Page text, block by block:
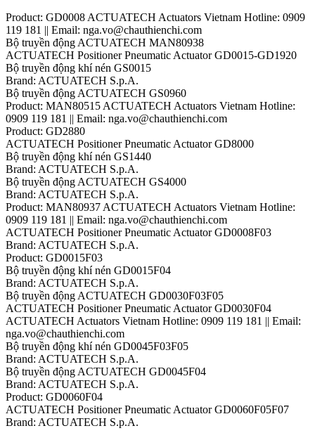
Product: GD0008 ACTUATECH Actuators Vietnam Hotline: 0909
119 181 || Email: nga.vo@chauthienchi.com
Bộ truyền động ACTUATECH MAN80938
ACTUATECH Positioner Pneumatic Actuator GD0015-GD1920
Bộ truyền động khí nén GS0015
Brand: ACTUATECH S.p.A.
Bộ truyền động ACTUATECH GS0960
Product: MAN80515 ACTUATECH Actuators Vietnam Hotline:
0909 119 181 || Email: nga.vo@chauthienchi.com
Product: GD2880
ACTUATECH Positioner Pneumatic Actuator GD8000
Bộ truyền động khí nén GS1440
Brand: ACTUATECH S.p.A.
Bộ truyền động ACTUATECH GS4000
Brand: ACTUATECH S.p.A.
Product: MAN80937 ACTUATECH Actuators Vietnam Hotline:
0909 119 181 || Email: nga.vo@chauthienchi.com
ACTUATECH Positioner Pneumatic Actuator GD0008F03
Brand: ACTUATECH S.p.A.
Product: GD0015F03
Bộ truyền động khí nén GD0015F04
Brand: ACTUATECH S.p.A.
Bộ truyền động ACTUATECH GD0030F03F05
ACTUATECH Positioner Pneumatic Actuator GD0030F04
ACTUATECH Actuators Vietnam Hotline: 0909 119 181 || Email:
nga.vo@chauthienchi.com
Bộ truyền động khí nén GD0045F03F05
Brand: ACTUATECH S.p.A.
Bộ truyền động ACTUATECH GD0045F04
Brand: ACTUATECH S.p.A.
Product: GD0060F04
ACTUATECH Positioner Pneumatic Actuator GD0060F05F07
Brand: ACTUATECH S.p.A.